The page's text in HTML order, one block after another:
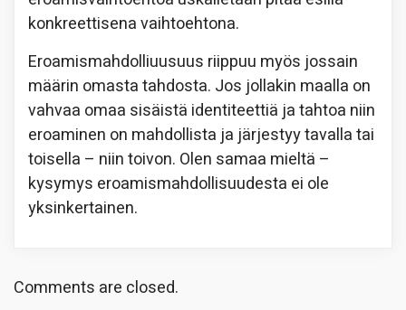
konkreettisena vaihtoehtona.
Eroamismahdolliuusuus riippuu myös jossain
määrin omasta tahdosta. Jos jollakin maalla on
vahvaa omaa sisäistä identiteettiä ja tahtoa niin
eroaminen on mahdollista ja järjestyy tavalla tai
toisella – niin toivon. Olen samaa mieltä –
kysymys eroamismahdollisuudesta ei ole
yksinkertainen.
Comments are closed.